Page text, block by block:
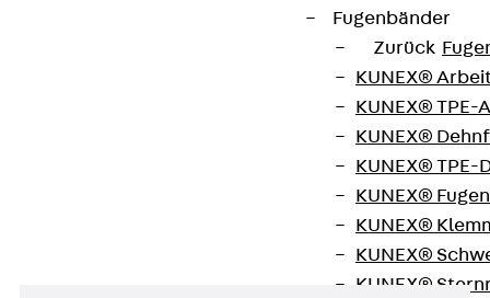
Fugenbänder
Zurück
KUNEX®
KUNEX®
KUNEX®
KUNEX®
KUNEX®
KUNEX®
KUNEX®
KUNEX®
Bodenkanal-Anbauabzweig,